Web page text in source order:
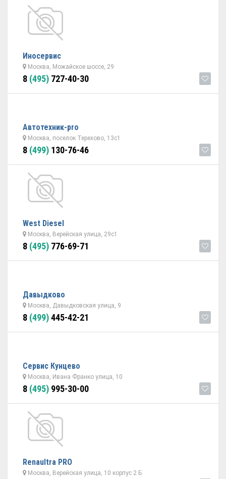
Иносервис
Москва, Можайское шоссе, 29
8 (495) 727-40-30
Автотехник-pro
Москва, поселок Терехово, 13с1
8 (499) 130-76-46
West Diesel
Москва, Верейская улица, 29с1
8 (495) 776-69-71
Давыдково
Москва, Давыдковская улица, 9
8 (499)445-42-21
Сервис Кунцево
Москва, Ивана Франко улица, 10
8 (495) 995-30-00
Renaultra PRO
Москва, Верейская улица, 10 корпус 2 Б